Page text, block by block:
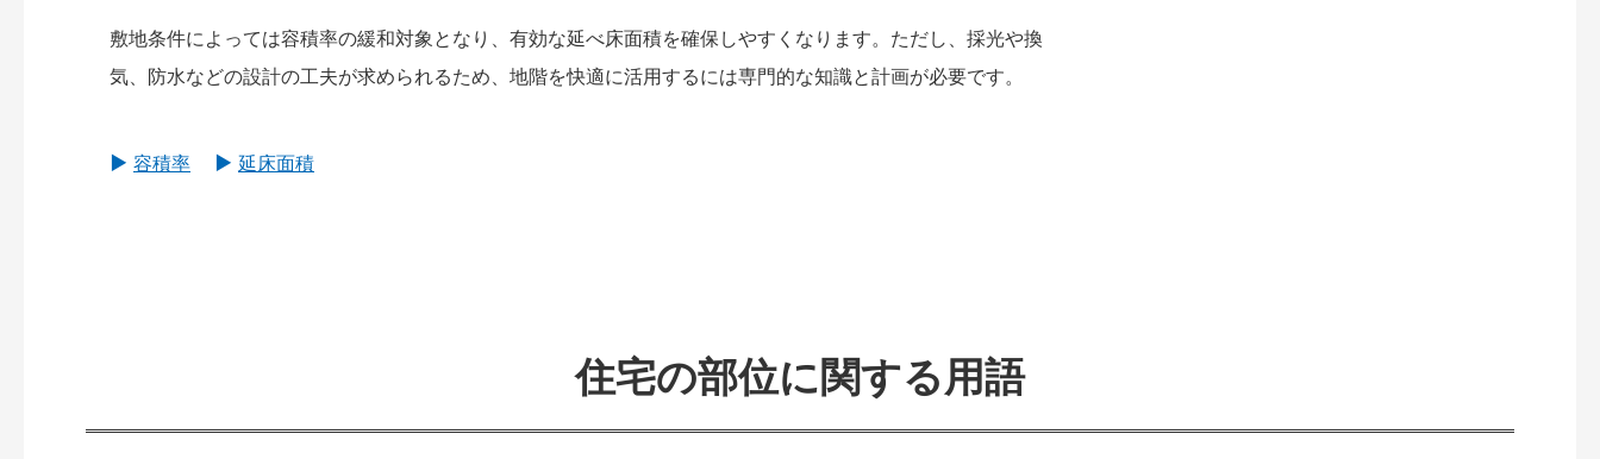
敷地条件によっては容積率の緩和対象となり、有効な延べ床面積を確保しやすくなります。ただし、採光や換
気、防水などの設計の工夫が求められるため、地階を快適に活用するには専門的な知識と計画が必要です。
容積率 延床面積
住宅の部位に関する用語